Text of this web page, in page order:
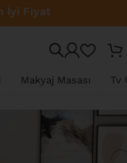
İyi Fiyat
Makyaj Masası Tv